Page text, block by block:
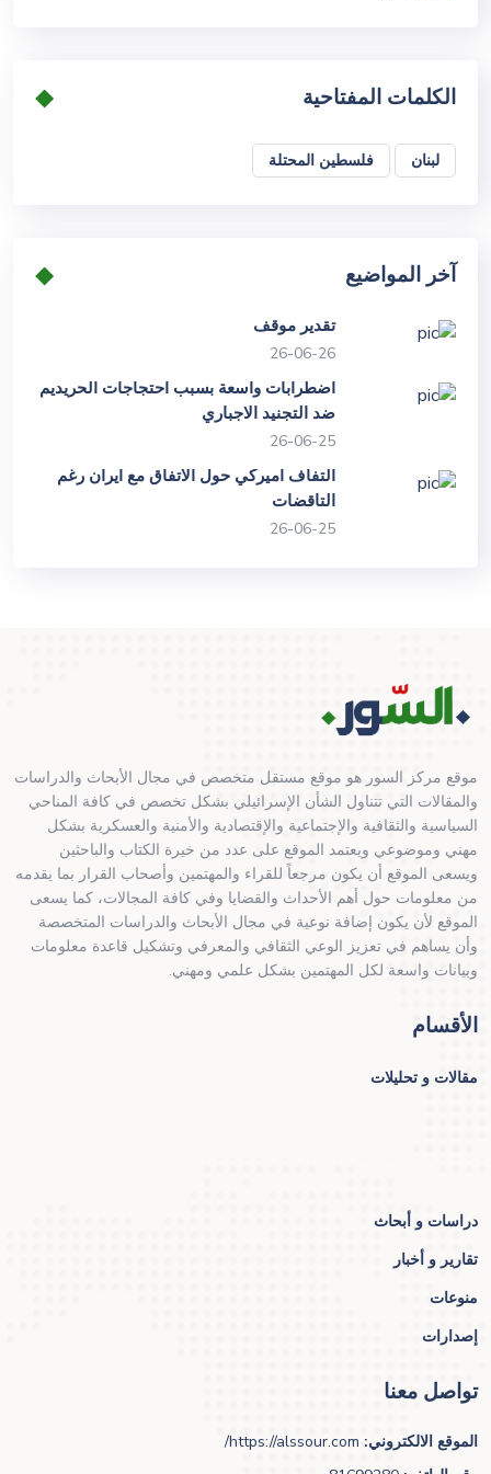
الكلمات المفتاحية
لبنان فلسطين المحتلة
آخر المواضيع
تقدير موقف
26-06-26
اضطرابات واسعة بسبب احتجاجات الحريديم
ضد التجنيد الاجباري
26-06-25
التفاف اميركي حول الاتفاق مع ايران رغم
التاقضات
26-06-25
موقع مركز السور هو موقع مستقل متخصص في مجال الأبحاث والدراسات
والمقالات التي تتناول الشأن الإسرائيلي بشكل تخصص في كافة المناحي
السياسية والثقافية والإجتماعية والإقتصادية والأمنية والعسكرية بشكل
مهني وموضوعي ويعتمد الموقع على عدد من خيرة الكتاب والباحثين
ويسعى الموقع أن يكون مرجعاً للقراء والمهتمين وأصحاب القرار بما يقدمه
من معلومات حول أهم الأحداث والقضايا وفي كافة المجالات، كما يسعى
الموقع لأن يكون إضافة نوعية في مجال الأبحاث والدراسات المتخصصة
وأن يساهم في تعزيز الوعي الثقافي والمعرفي وتشكيل قاعدة معلومات
وبيانات واسعة لكل المهتمين بشكل علمي ومهني.
الأقسام
مقالات و تحليلات
دراسات و أبحاث
تقارير و أخبار
منوعات
إصدارات
تواصل معنا
الموقع الالكتروني: https://alssour.com/